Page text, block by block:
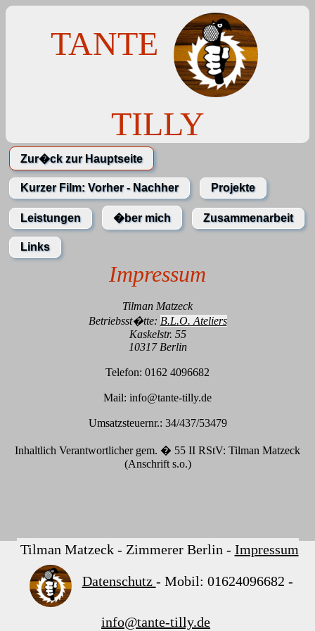
TANTE
TILLY
Zur�ck zur Hauptseite
Kurzer Film: Vorher - Nachher Projekte
Leistungen �ber mich Zusammenarbeit
Links
Impressum
Tilman Matzeck
Betriebsst�tte: B.L.O. Ateliers
Kaskelstr. 55
10317 Berlin
Telefon: 0162 4096682
Mail: info@tante-tilly.de
Umsatzsteuernr.: 34/437/53479
Inhaltlich Verantwortlicher gem. � 55 II RStV: Tilman Matzeck
(Anschrift s.o.)
Tilman Matzeck - Zimmerer Berlin - Impressum
Datenschutz - Mobil: 01624096682 -
info@tante-tilly.de